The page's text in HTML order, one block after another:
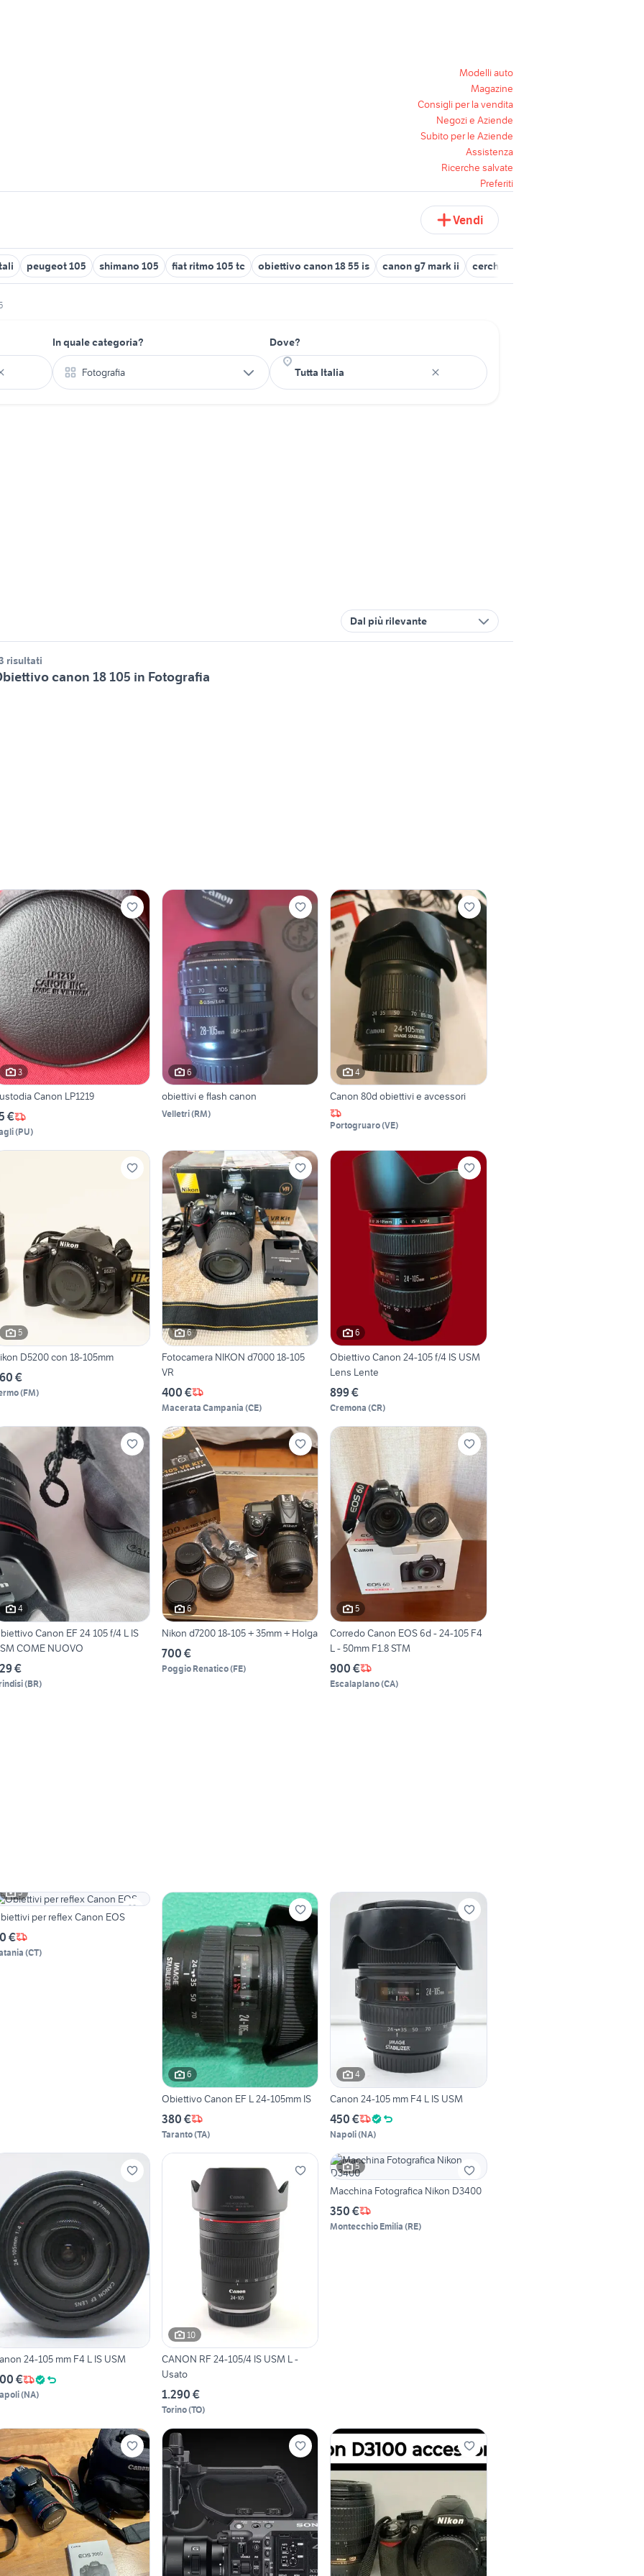
Modelli auto
Magazine
Consigli per la vendita
Negozi e Aziende
Subito per le Aziende
Assistenza
Ricerche salvate
Preferiti
Vendi
peugeot 105 shimano 105 fiat ritmo 105 tc obiettivo canon 18 55 is canon g7 mark ii cerchi 18 golf 7
In quale categoria?
Fotografia
Dove?
Dal più rilevante
risultati
canon 18 105 in Fotografia
3
Canon LP1219
€
(PU)
6
obiettivi e flash canon
Velletri(RM)
4
Canon 80d obiettivi e avcessori
Portogruaro(VE)
5
D5200 con 18-105mm
€
(FM)
6
Fotocamera NIKON d7000 18-105
VR
400 €
Macerata Campania (CE)
6
Obiettivo Canon 24-105 f/4 IS USM
Lens Lente
899 €
Cremona (CR)
4
Canon EF 24 105 f/4 L IS
COME NUOVO
€
(BR)
6
Nikon d7200 18-105 + 35mm + Holga
700 €
Poggio Renatico(FE)
5
Corredo Canon EOS 6d - 24-105 F4
L - 50mm F1.8 STM
900 €
Escalaplano(CA)
5
per reflex Canon EOS
€
(CT)
6
Obiettivo Canon EF L 24-105mm IS
380 €
Taranto(TA)
4
Canon 24-105 mm F4 L IS USM
450 €
Napoli(NA)
24-105 mm F4 L IS USM
€
(NA)
10
CANON RF 24-105/4 IS USM L -
Usato
1.290 €
Torino(TO)
5
Macchina Fotografica Nikon D3400
350 €
Montecchio Emilia (RE)